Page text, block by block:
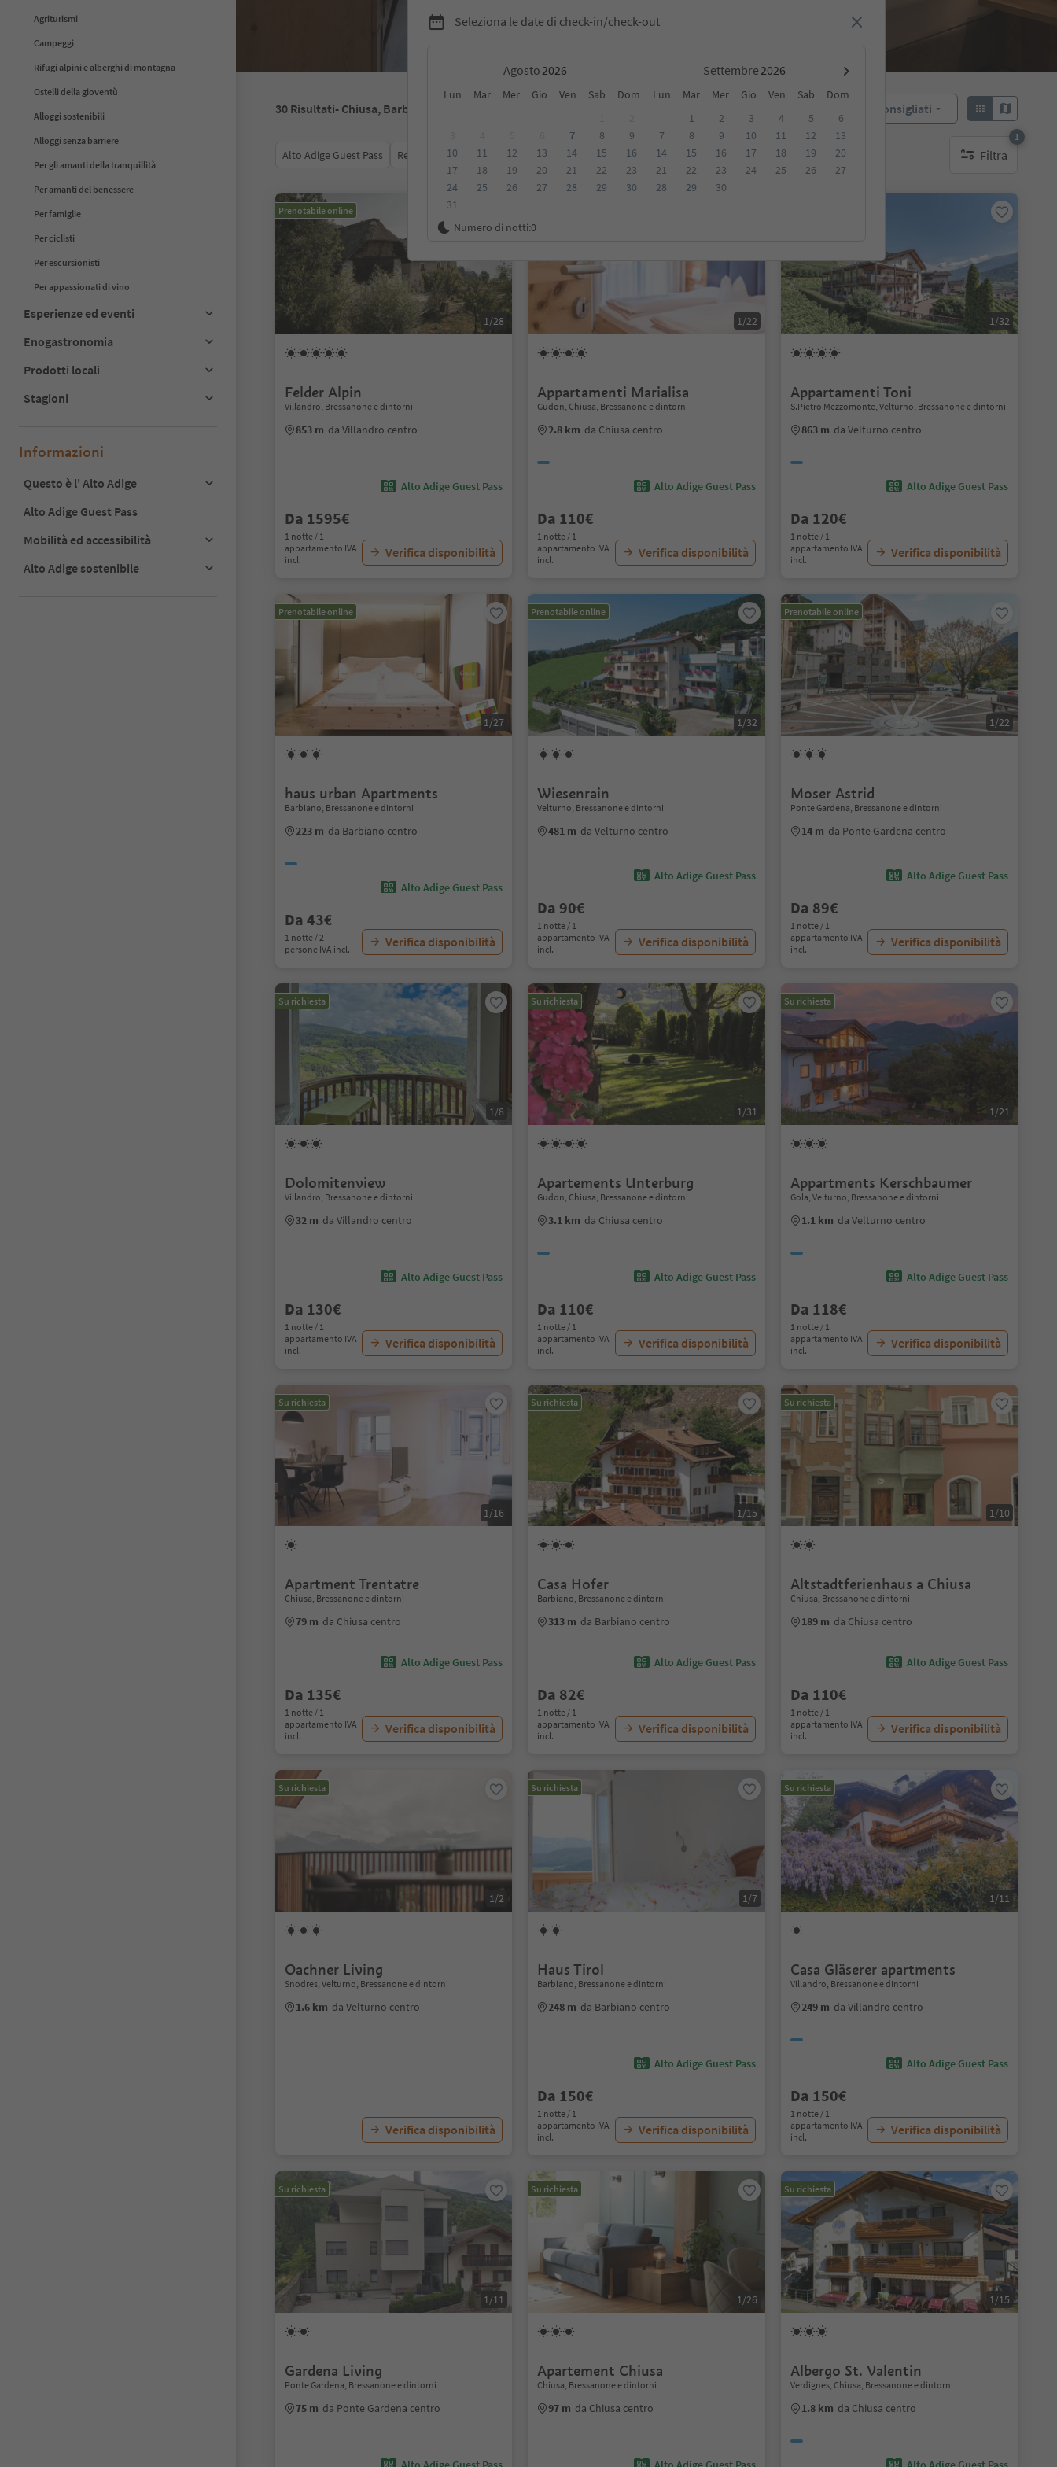
Agriturismi
Campeggi
Rifugi alpini e alberghi di montagna
Ostelli della gioventù
Alloggi sostenibili
Alloggi senza barriere
Per gli amanti della tranquillità
Per amanti del benessere
Per famiglie
Per ciclisti
Per escursionisti
Per appassionati di vino
Esperienze ed eventi
Enogastronomia
Prodotti locali
Stagioni
Informazioni
Questo è l' Alto Adige
Alto Adige Guest Pass
Mobilità ed accessibilità
Alto Adige sostenibile
Seleziona le date di check-in/check-out
Agosto Settembre
Lun Mar Mer Gio Ven Sab Dom Lun Mar Mer Gio Ven Sab
Dom
7 8
9
10
11 12 13 14 15
16
17
18 19 20 21 22
23
24
25 26 27 28 29
30
31
1 2 3 4 5
6
7
8 9 10 11 12
13
14
15 16 17 18 19
20
21
22 23 24 25 26
27
28
29 30
Numero di notti:0
30 Risultati- Chiusa, Barbiano, Velturno, Villandro Consigliati
Alto Adige Guest Pass Recensioni Categoria Trattamento Alloggi sostenibili Filtra
1
1 filtro attivo
Prenotabile online
1/28
Felder Alpin
Villandro, Bressanone e dintorni
853 m da Villandro centro
Alto Adige Guest Pass
Da 1595€
1 notte / 1
appartamento IVA
incl.
Verifica disponibilità
1/22
Appartamenti Marialisa
Gudon, Chiusa, Bressanone e dintorni
2.8 km da Chiusa centro
Alto Adige Guest Pass
Da 110€
1 notte / 1
appartamento IVA
incl.
Verifica disponibilità
1/32
Appartamenti Toni
S.Pietro Mezzomonte, Velturno, Bressanone e dintorni
863 m da Velturno centro
Alto Adige Guest Pass
Da 120€
1 notte / 1
appartamento IVA
incl.
Verifica disponibilità
Prenotabile online
1/27
haus urban Apartments
Barbiano, Bressanone e dintorni
223 m da Barbiano centro
Alto Adige Guest Pass
Da 43€
1 notte / 2
persone IVA incl.
Verifica disponibilità
Prenotabile online
1/32
Wiesenrain
Velturno, Bressanone e dintorni
481 m da Velturno centro
Alto Adige Guest Pass
Da 90€
1 notte / 1
appartamento IVA
incl.
Verifica disponibilità
Prenotabile online
1/22
Moser Astrid
Ponte Gardena, Bressanone e dintorni
14 m da Ponte Gardena centro
Alto Adige Guest Pass
Da 89€
1 notte / 1
appartamento IVA
incl.
Verifica disponibilità
Su richiesta
1/8
Dolomitenview
Villandro, Bressanone e dintorni
32 m da Villandro centro
Alto Adige Guest Pass
Da 130€
1 notte / 1
appartamento IVA
incl.
Verifica disponibilità
Su richiesta
1/31
Apartements Unterburg
Gudon, Chiusa, Bressanone e dintorni
3.1 km da Chiusa centro
Alto Adige Guest Pass
Da 110€
1 notte / 1
appartamento IVA
incl.
Verifica disponibilità
Su richiesta
1/21
Appartments Kerschbaumer
Gola, Velturno, Bressanone e dintorni
1.1 km da Velturno centro
Alto Adige Guest Pass
Da 118€
1 notte / 1
appartamento IVA
incl.
Verifica disponibilità
Su richiesta
1/16
Apartment Trentatre
Chiusa, Bressanone e dintorni
79 m da Chiusa centro
Alto Adige Guest Pass
Da 135€
1 notte / 1
appartamento IVA
incl.
Verifica disponibilità
Su richiesta
1/15
Casa Hofer
Barbiano, Bressanone e dintorni
313 m da Barbiano centro
Alto Adige Guest Pass
Da 82€
1 notte / 1
appartamento IVA
incl.
Verifica disponibilità
Su richiesta
1/10
Altstadtferienhaus a Chiusa
Chiusa, Bressanone e dintorni
189 m da Chiusa centro
Alto Adige Guest Pass
Da 110€
1 notte / 1
appartamento IVA
incl.
Verifica disponibilità
Su richiesta
1/2
Oachner Living
Snodres, Velturno, Bressanone e dintorni
1.6 km da Velturno centro
Verifica disponibilità
Su richiesta
1/7
Haus Tirol
Barbiano, Bressanone e dintorni
248 m da Barbiano centro
Alto Adige Guest Pass
Da 150€
1 notte / 1
appartamento IVA
incl.
Verifica disponibilità
Su richiesta
1/11
Casa Gläserer apartments
Villandro, Bressanone e dintorni
249 m da Villandro centro
Alto Adige Guest Pass
Da 150€
1 notte / 1
appartamento IVA
incl.
Verifica disponibilità
Su richiesta
1/11
Gardena Living
Ponte Gardena, Bressanone e dintorni
75 m da Ponte Gardena centro
Su richiesta
1/26
Apartement Chiusa
Chiusa, Bressanone e dintorni
97 m da Chiusa centro
Su richiesta
1/15
Albergo St. Valentin
Verdignes, Chiusa, Bressanone e dintorni
1.8 km da Chiusa centro